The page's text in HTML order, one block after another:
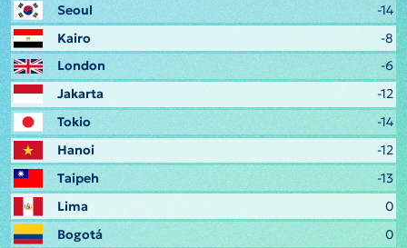
Seoul
-14
Kairo
-8
London
-6
Jakarta
-12
Tokio
-14
Hanoi
-12
Taipeh
-13
Lima
0
Bogotá
0